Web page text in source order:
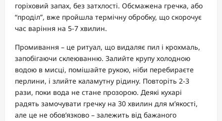
горіховий запах, без затхлості. Обсмажена гречка, або
“проділ”, вже пройшла термічну обробку, що скорочує
час варіння на 5-7 хвилин.
Промивання – це ритуал, що видаляє пил і крохмаль,
запобігаючи склеюванню. Залийте крупу холодною
водою в мисці, помішайте рукою, ніби перебираєте
перлини, і злийте каламутну рідину. Повторіть 2-3
рази, поки вода не стане прозорою. Деякі кухарі
радять замочувати гречку на 30 хвилин для м’якості,
але це не обов’язково – залежить від бажаного